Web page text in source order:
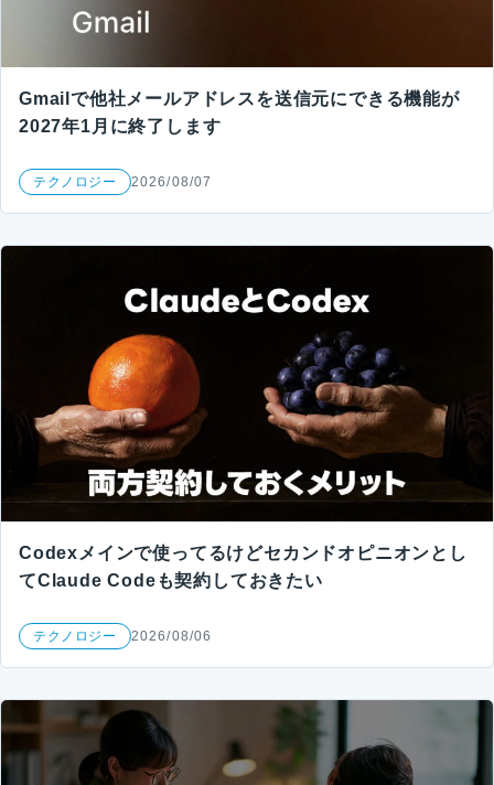
Gmailで他社メールアドレスを送信元にできる機能が
2027年1月に終了します
テクノロジー 2026/08/07
Codexメインで使ってるけどセカンドオピニオンとし
てClaude Codeも契約しておきたい
テクノロジー 2026/08/06